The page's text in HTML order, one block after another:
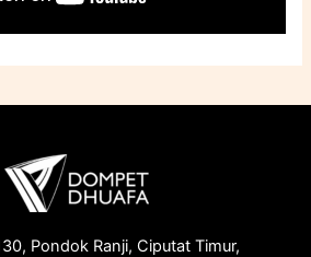
Pondok Ranji, Ciputat Timur,